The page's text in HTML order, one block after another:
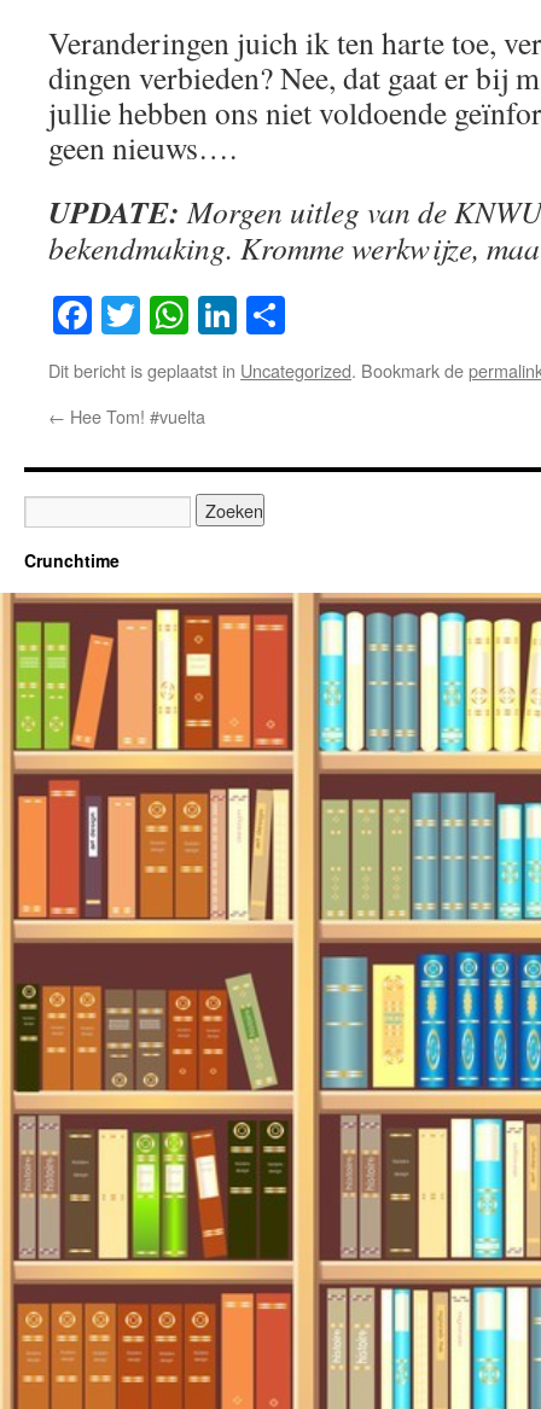
Veranderingen juich ik ten harte toe,
dingen verbieden? Nee, dat gaat er bij
jullie hebben ons niet voldoende
geen nieuws….
UPDATE:Morgen uitleg van de
bekendmaking. Kromme werkwijze,
Facebook
TwitterWhatsApp
LinkedIn
Dit bericht is geplaatst in Uncategorized. Bookmark de
← Hee Tom! #vuelta
Crunchtime